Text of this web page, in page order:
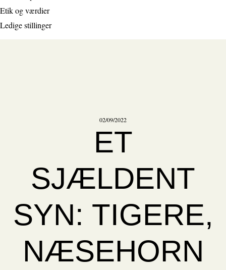
Etik og værdier
Ledige stillinger
02/09/2022
ET
SJÆLDENT
SYN: TIGERE,
NÆSEHORN